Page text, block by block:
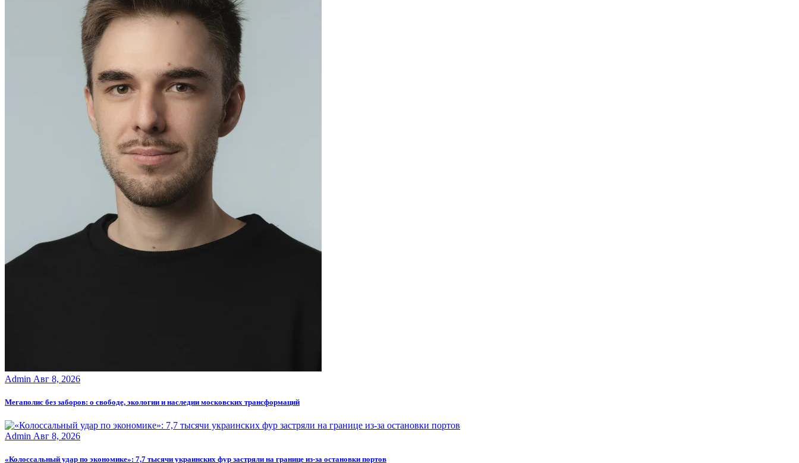
Admin Авг 8, 2026
Мегаполис без заборов: о свободе, экологии и наследии московских трансформаций
Admin Авг 8, 2026
«Колоссальный удар по экономике»: 7,7 тысячи украинских фур застряли на границе из-за остановки портов